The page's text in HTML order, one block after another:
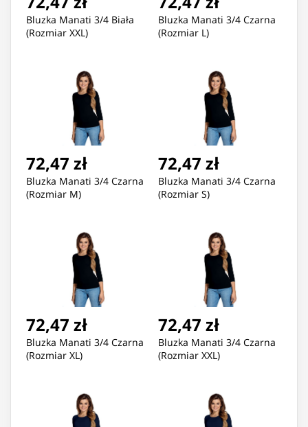
Bluzka Manati 3/4 Biała
(Rozmiar XXL)
Bluzka Manati 3/4 Czarna
(Rozmiar L)
72,47 zł
Bluzka Manati 3/4 Czarna
(Rozmiar M)
72,47 zł
Bluzka Manati 3/4 Czarna
(Rozmiar S)
72,47 zł
Bluzka Manati 3/4 Czarna
(Rozmiar XL)
72,47 zł
Bluzka Manati 3/4 Czarna
(Rozmiar XXL)